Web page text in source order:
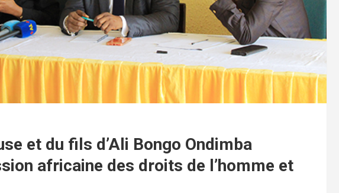
et du fils d’Ali Bongo Ondimba
africaine des droits de l’homme et